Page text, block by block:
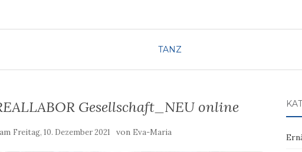
TANZ
Gesellschaft_NEU online
Freitag, 10. Dezember 2021 von Eva-Maria